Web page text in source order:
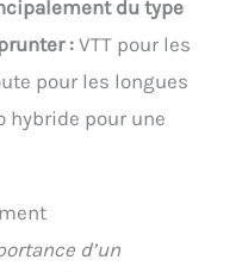
du type
: VTT pour les
pour les longues
hybride pour une
d’un